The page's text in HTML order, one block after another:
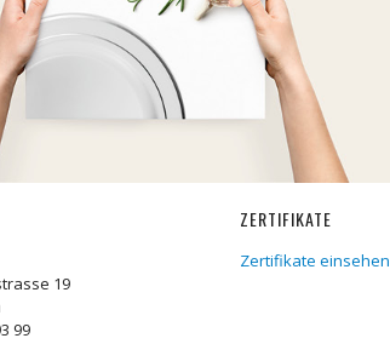
19
99
ZERTIFIKATE
Zertifikate einsehen